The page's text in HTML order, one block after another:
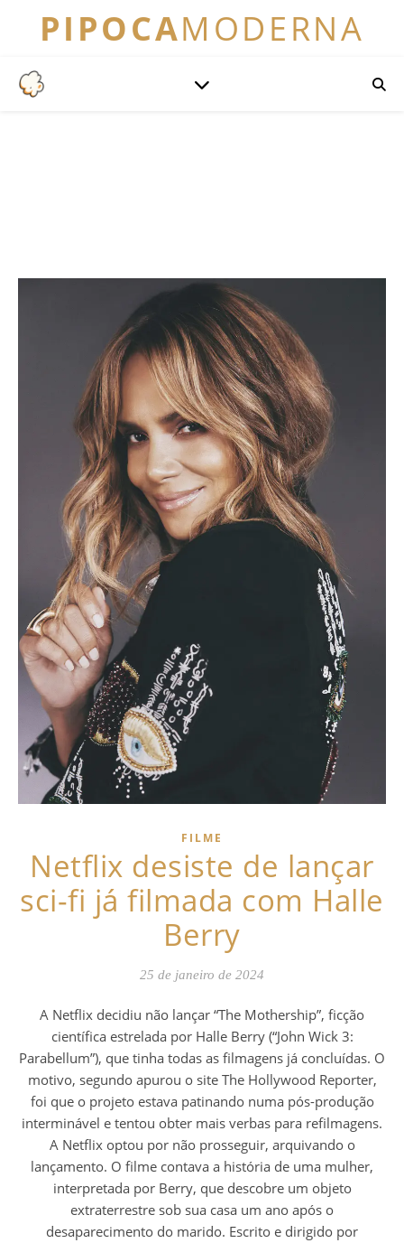
PIPOCAMODERNA
FILME
Netflix desiste de lançar
sci-fi já filmada com Halle
Berry
25 de janeiro de 2024
A Netflix decidiu não lançar “The Mothership”, ficção
científica estrelada por Halle Berry (“John Wick 3:
Parabellum”), que tinha todas as filmagens já concluídas. O
motivo, segundo apurou o site The Hollywood Reporter,
foi que o projeto estava patinando numa pós-produção
interminável e tentou obter mais verbas para refilmagens.
A Netflix optou por não prosseguir, arquivando o
lançamento. O filme contava a história de uma mulher,
interpretada por Berry, que descobre um objeto
extraterrestre sob sua casa um ano após o
desaparecimento do marido. Escrito e dirigido por